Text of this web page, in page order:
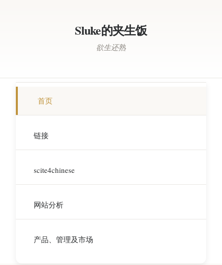
Sluke的夹生饭
欲生还熟
首页
链接
scite4chinese
网站分析
产品、管理及市场